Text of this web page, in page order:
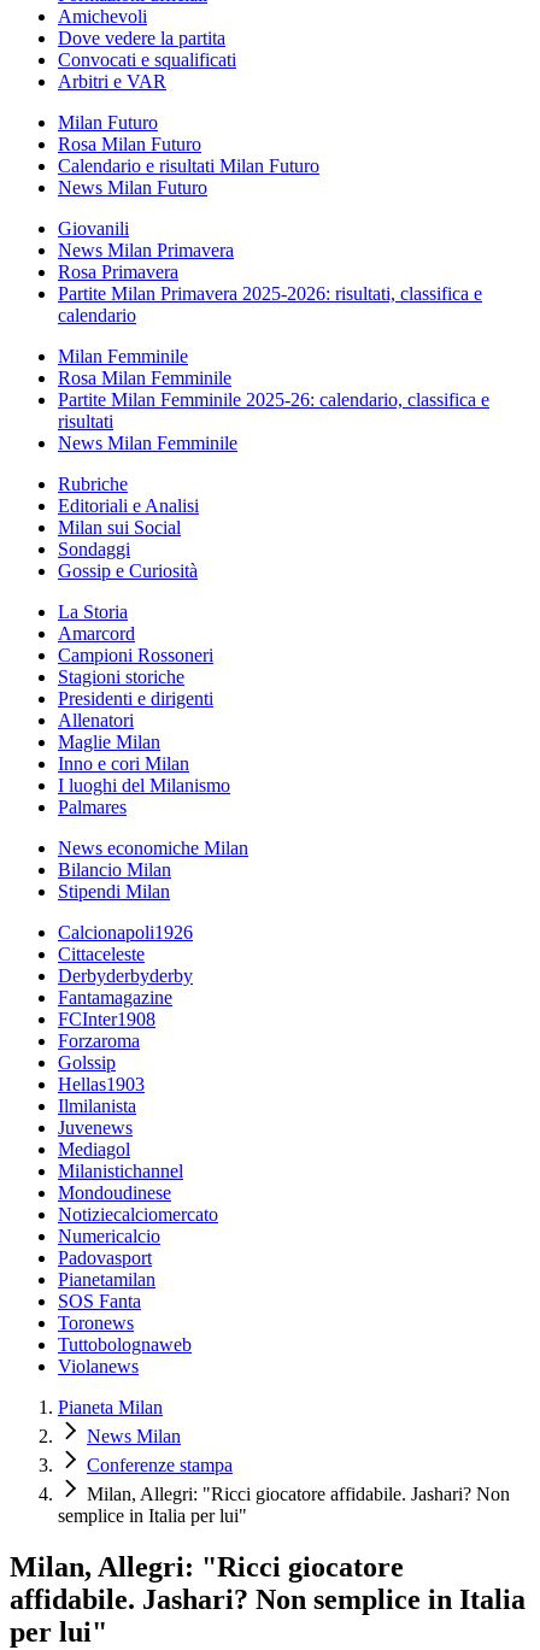
Amichevoli
Dove vedere la partita
Convocati e squalificati
Arbitri e VAR
Milan Futuro
Rosa Milan Futuro
Calendario e risultati Milan Futuro
News Milan Futuro
Giovanili
News Milan Primavera
Rosa Primavera
Partite Milan Primavera 2025-2026: risultati, classifica e
calendario
Milan Femminile
Rosa Milan Femminile
Partite Milan Femminile 2025-26: calendario, classifica e
risultati
News Milan Femminile
Rubriche
Editoriali e Analisi
Milan sui Social
Sondaggi
Gossip e Curiosità
La Storia
Amarcord
Campioni Rossoneri
Stagioni storiche
Presidenti e dirigenti
Allenatori
Maglie Milan
Inno e cori Milan
I luoghi del Milanismo
Palmares
News economiche Milan
Bilancio Milan
Stipendi Milan
Calcionapoli1926
Cittaceleste
Derbyderbyderby
Fantamagazine
FCInter1908
Forzaroma
Golssip
Hellas1903
Ilmilanista
Juvenews
Mediagol
Milanistichannel
Mondoudinese
Notiziecalciomercato
Numericalcio
Padovasport
Pianetamilan
SOS Fanta
Toronews
Tuttobolognaweb
Violanews
Pianeta Milan
News Milan
Conferenze stampa
Milan, Allegri: "Ricci giocatore affidabile. Jashari? Non
semplice in Italia per lui"
Milan, Allegri: "Ricci giocatore
affidabile. Jashari? Non semplice in Italia
per lui"